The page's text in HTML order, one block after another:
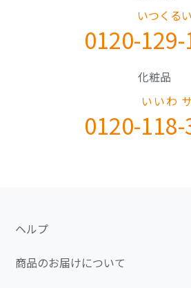
0120-129
いつくる
-
化粧品
0120-118
いいわ
-
ヘルプ
商品のお届けについて